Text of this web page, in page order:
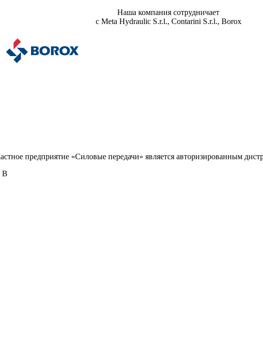
Наша компания сотрудничает
с Meta Hydraulic S.r.l., Contarini S.r.l., Borox
предприятие «Силовые передачи» является авторизированным
B